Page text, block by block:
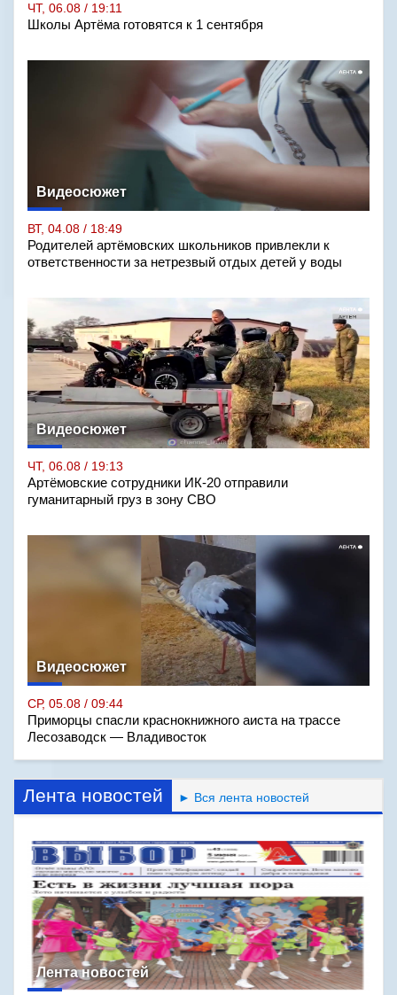
ЧТ, 06.08 / 19:11
Школы Артёма готовятся к 1 сентября
Видеосюжет
ВТ, 04.08 / 18:49
Родителей артёмовских школьников привлекли к
ответственности за нетрезвый отдых детей у воды
Видеосюжет
ЧТ, 06.08 / 19:13
Артёмовские сотрудники ИК-20 отправили
гуманитарный груз в зону СВО
Видеосюжет
СР, 05.08 / 09:44
Приморцы спасли краснокнижного аиста на трассе
Лесозаводск — Владивосток
Лента новостей ► Вся лента новостей
Лента новостей